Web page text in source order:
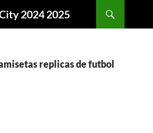
2024 2025
replicas de futbol